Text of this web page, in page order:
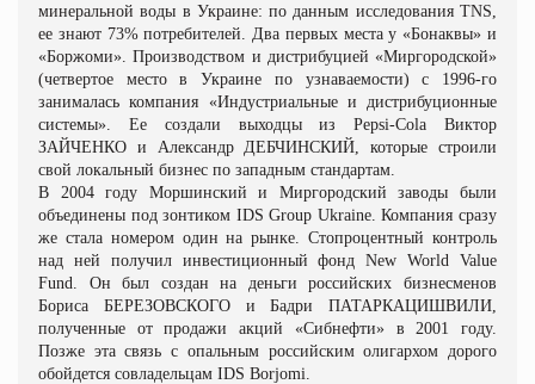
минеральной воды в Украине: по данным исследования TNS,
ее знают 73% потребителей. Два первых места у «Бонаквы» и
«Боржоми». Производством и дистрибуцией «Миргородской»
(четвертое место в Украине по узнаваемости) с 1996‑го
занималась компания «Индустриальные и дистрибуционные
системы». Ее создали выходцы из Pepsi-Cola Виктор
ЗАЙЧЕНКО и Александр ДЕБЧИНСКИЙ, которые строили
свой локальный бизнес по западным стандартам.
В 2004 году Моршинский и Миргородский заводы были
объединены под зонтиком IDS Group Ukraine. Компания сразу
же стала номером один на рынке. Стопроцентный контроль
над ней получил инвестиционный фонд New World Value
Fund. Он был создан на деньги российских бизнесменов
Бориса БЕРЕЗОВСКОГО и Бадри ПАТАРКАЦИШВИЛИ,
полученные от продажи акций «Сибнефти» в 2001 году.
Позже эта связь с опальным российским олигархом дорого
обойдется совладельцам IDS Borjomi.